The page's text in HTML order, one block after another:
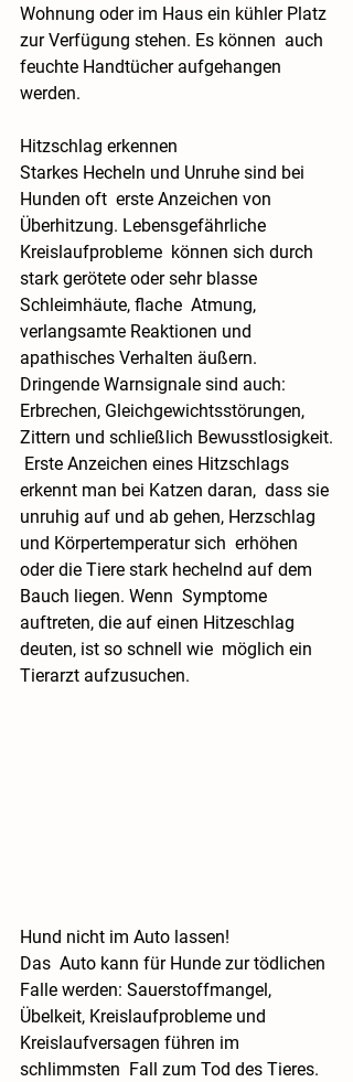
Wohnung oder im Haus ein kühler Platz
zur Verfügung stehen. Es können  auch
feuchte Handtücher aufgehangen
werden.
Hitzschlag erkennen
Starkes Hecheln und Unruhe sind bei
Hunden oft  erste Anzeichen von
Überhitzung. Lebensgefährliche
Kreislaufprobleme  können sich durch
stark gerötete oder sehr blasse
Schleimhäute, flache  Atmung,
verlangsamte Reaktionen und
apathisches Verhalten äußern.
Dringende Warnsignale sind auch:
Erbrechen, Gleichgewichtsstörungen,
Zittern und schließlich Bewusstlosigkeit.
erkennt man bei Katzen daran,  dass sie
unruhig auf und ab gehen, Herzschlag
und Körpertemperatur sich  erhöhen
oder die Tiere stark hechelnd auf dem
Bauch liegen. Wenn  Symptome
auftreten, die auf einen Hitzeschlag
deuten, ist so schnell wie  möglich ein
Tierarzt aufzusuchen.
Hund nicht im Auto lassen!
Das  Auto kann für Hunde zur tödlichen
Falle werden: Sauerstoffmangel,
Übelkeit, Kreislaufprobleme und
Kreislaufversagen führen im
schlimmsten  Fall zum Tod des Tieres.